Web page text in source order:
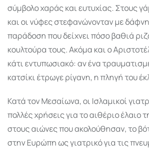
σύμβολο χαράς και ευτυχίας. Στους
και οι νύφες στεφανώνονταν με
παράδοση που δείχνει πόσο βαθιά
κουλτούρα τους. Ακόμα και ο
κάτι εντυπωσιακό: αν ένα
κατσίκι έτρωγε ρίγανη, η πληγή του
Κατά τον Μεσαίωνα, οι Ισλαμικοί
πολλές χρήσεις για το αιθέριο έλαιο
στους αιώνες που ακολούθησαν, το
στην Ευρώπη ως γιατρικό για τις